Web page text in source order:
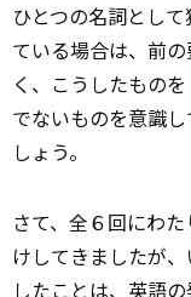
ひとつの名詞とし
ている場合は、前
く、こうしたもの
でないものを意識
しょう。
さて、全６回にわ
けしてきましたが
したことは、英語